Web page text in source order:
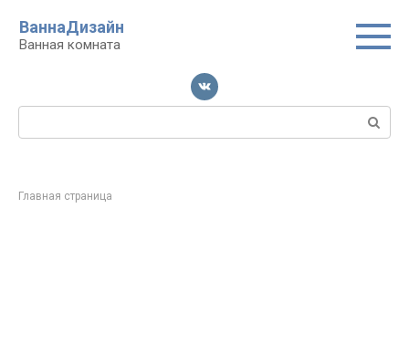
контенту
ВаннаДизайн
Ванная комната
Поиск:
Главная страница